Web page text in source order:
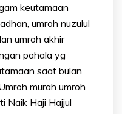
keutamaan
umroh nuzulul
umroh akhir
pahala yg
saat bulan
murah umroh
Naik Haji Hajjul